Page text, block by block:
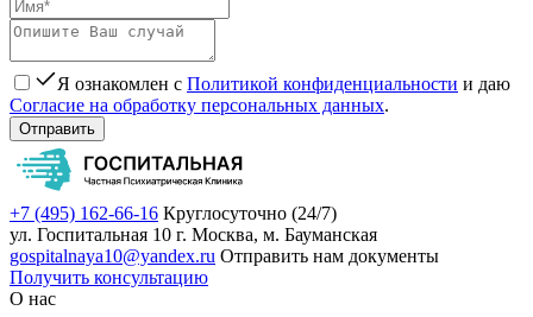
Я ознакомлен с Политикой конфиденциальности и даю
Согласие на обработку персональных данных.
Отправить
+7 (495) 162-66-16 Круглосуточно (24/7)
ул. Госпитальная 10 г. Москва, м. Бауманская
gospitalnaya10@yandex.ru Отправить нам документы
Получить консультацию
О нас